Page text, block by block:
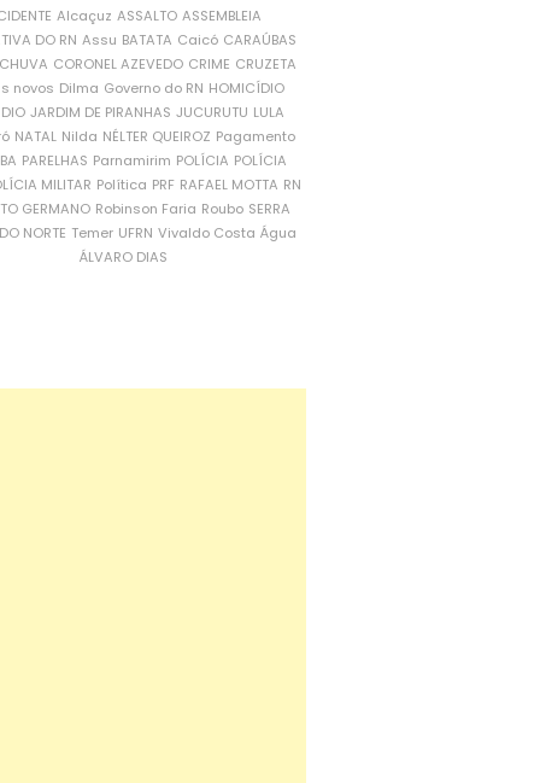
Alcaçuz ASSALTO ASSEMBLEIA
DO RN Assu BATATA Caicó CARAÚBAS
CORONEL AZEVEDO CRIME CRUZETA
novos Dilma Governo do RN HOMICÍDIO
JARDIM DE PIRANHAS JUCURUTU LULA
NATAL Nilda NÉLTER QUEIROZ Pagamento
PARELHAS Parnamirim POLÍCIA POLÍCIA
MILITAR Política PRF RAFAEL MOTTA RN
GERMANO Robinson Faria Roubo SERRA
NORTE Temer UFRN Vivaldo Costa Água
ÁLVARO DIAS